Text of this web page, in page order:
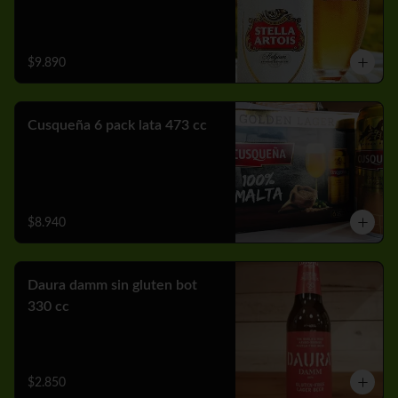
$9.890
Cusqueña 6 pack lata 473 cc
$8.940
Daura damm sin gluten bot
330 cc
$2.850